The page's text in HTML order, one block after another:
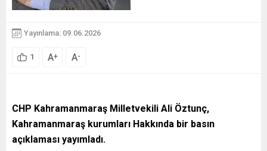
Yayınlama: 09.06.2026
1 A+ A-
CHP Kahramanmaraş Milletvekili Ali Öztunç,
Kahramanmaraş kurumları Hakkında bir basın
açıklaması yayımladı.